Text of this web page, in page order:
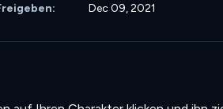
Dec 09, 2021